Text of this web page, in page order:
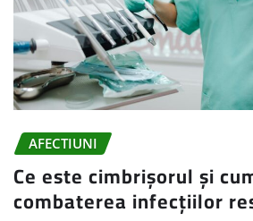
AFECTIUNI
Ce este cimbrișorul și
combaterea infecțiilor